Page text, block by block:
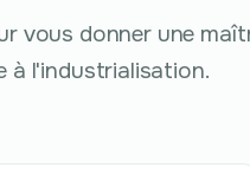
vous donner une
à l'industrialisation.